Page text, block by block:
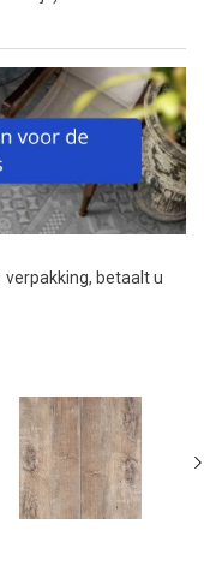
verpakking, betaalt u